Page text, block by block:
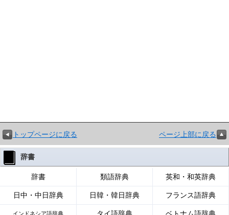
トップページに戻る ページ上部に戻る
辞書
辞書 類語辞典 英和・和英辞典
日中・中日辞典 日韓・韓日辞典 フランス語辞典
インドネシア語辞典